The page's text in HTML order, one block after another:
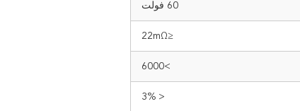
60 فولت
≤22mΩ
>6000
< 3%